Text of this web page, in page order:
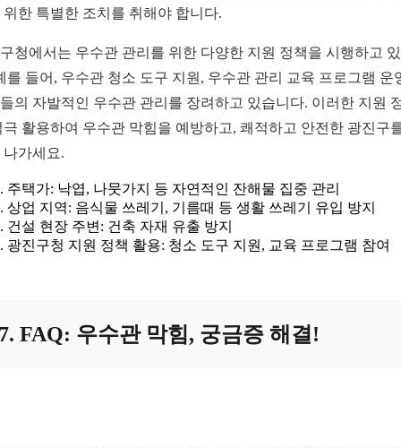
위한 특별한 조치를 취해야 합니다.
청에서는 우수관 관리를 위한 다양한 지원 정책을 시행하고
를 들어, 우수관 청소 도구 지원, 우수관 관리 교육 프로그램 운
의 자발적인 우수관 관리를 장려하고 있습니다. 이러한 지원
극 활용하여 우수관 막힘을 예방하고, 쾌적하고 안전한 광진구
나가세요.
주택가: 낙엽, 나뭇가지 등 자연적인 잔해물 집중 관리
상업 지역: 음식물 쓰레기, 기름때 등 생활 쓰레기 유입 방지
건설 현장 주변: 건축 자재 유출 방지
광진구청 지원 정책 활용: 청소 도구 지원, 교육 프로그램 참여
FAQ: 우수관 막힘, 궁금증 해결!